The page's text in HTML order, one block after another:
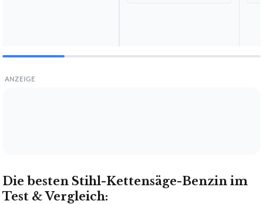
ANZEIGE
Die besten Stihl-Kettensäge-Benzin im
Test & Vergleich: